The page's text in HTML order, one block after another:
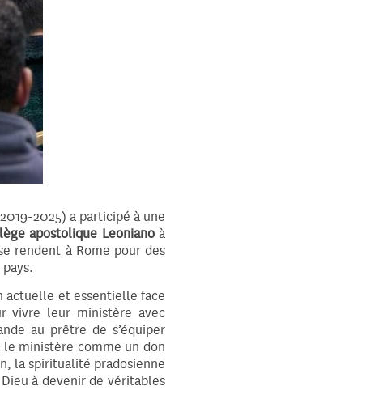
2025) a participé à une
apostolique Leonianoà
rendent à Rome pour des
actuelle et essentielle face
vivre leur ministère avec
au prêtre de s’équiper
ministère comme un don
la spiritualité pradosienne
à devenir de véritables